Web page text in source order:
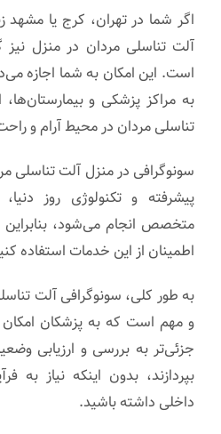
اگر شما در تهران، کرج یا مشهد
آلت تناسلی مردان در منزل
است. این امکان به شما اجازه
به مراکز پزشکی و
تناسلی مردان در محیط آرام و
سونوگرافی در منزل آلت تناسلی
پیشرفته و تکنولوژی روز
متخصص انجام می‌شود،
اطمینان از این خدمات استفاده
به طور کلی، سونوگرافی آلت
و مهم است که به پزشکان
جزئی‌تر به بررسی و ارزیابی
بپردازند، بدون اینکه نیاز به
داخلی داشته باشید.